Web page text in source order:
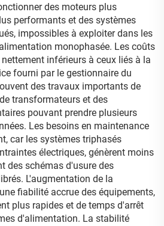
des moteurs plus
performants et des systèmes
impossibles à exploiter dans les
monophasée. Les coûts
inférieurs à ceux liés à la
fourni par le gestionnaire du
des travaux importants de
transformateurs et des
pouvant prendre plusieurs
Les besoins en maintenance
car les systèmes triphasés
électriques, génèrent moins
des schémas d'usure des
L'augmentation de la
fiabilité accrue des équipements,
plus rapides et de temps d'arrêt
d'alimentation. La stabilité